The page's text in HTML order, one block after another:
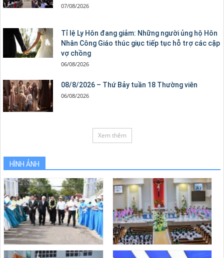
07/08/2026
Tỉ lệ Ly Hôn đang giảm: Những người ủng hộ Hôn
Nhân Công Giáo thúc giục tiếp tục hỗ trợ các cặp
vợ chồng
06/08/2026
08/8/2026 – Thứ Bảy tuần 18 Thường viên
06/08/2026
Xem thêm
HÌNH ẢNH